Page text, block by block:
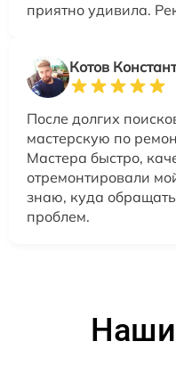
приятно удивила.
Котов
После долгих
мастерскую по
Мастера быстро,
отремонтировали
знаю, куда
проблем.
Наши